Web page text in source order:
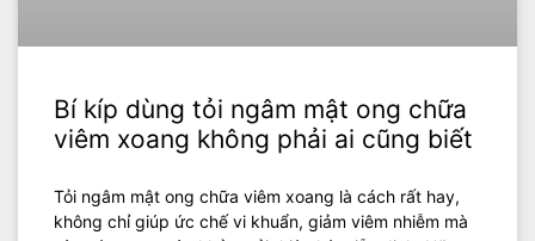
Bí kíp dùng tỏi ngâm mật ong chữa
viêm xoang không phải ai cũng biết
Tỏi ngâm mật ong chữa viêm xoang là cách rất hay,
không chỉ giúp ức chế vi khuẩn, giảm viêm nhiễm mà